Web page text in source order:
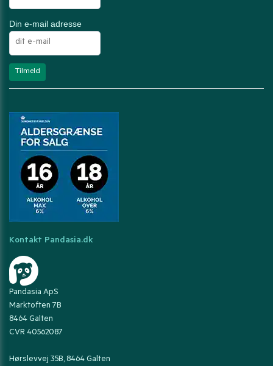
Din e-mail adresse
Kontakt Pandasia.dk
Pandasia ApS
Marktoften 7B
8464 Galten
CVR 40562087
Hørslevvej 35B, 8464 Galten